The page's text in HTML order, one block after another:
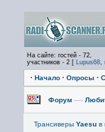
На сайте: гостей - 72,
участников - 2 [ Lupus68,
· Начало · Опросы ·
Форум —›
Трансиверы Yaesu в